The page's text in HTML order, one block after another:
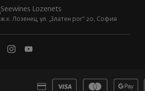
Seewines Lozenets
ж.к. Лозенец, ул. „Златен рог“ 20, София